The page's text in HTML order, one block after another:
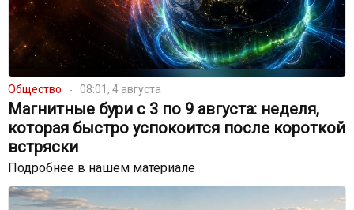
Общество 08:01, 4 августа
Магнитные бури с 3 по 9 августа: неделя,
которая быстро успокоится после короткой
встряски
Подробнее в нашем материале